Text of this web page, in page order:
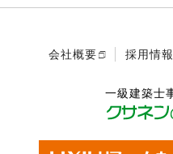
会社概要 採用情報